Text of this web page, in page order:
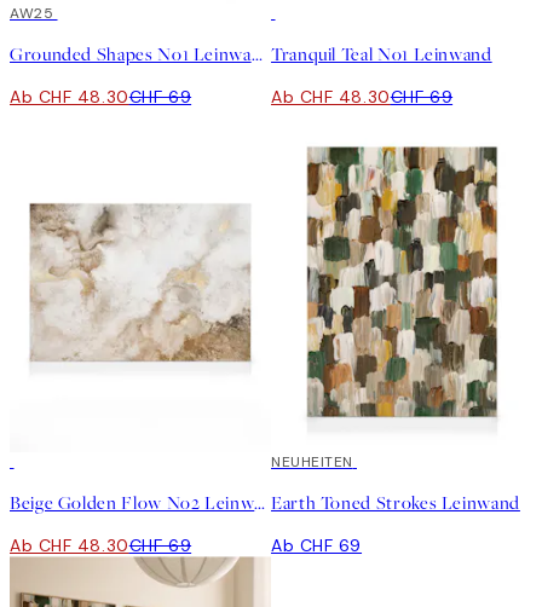
30%*
AW25
Grounded Shapes No1 Leinwand
Ab CHF 48.30CHF 69
Tranquil Teal No1 Leinwand
Ab CHF 48.30CHF 69
Beige Golden Flow No2 Leinwand
Ab CHF 48.30CHF 69
NEUHEITEN
Earth Toned Strokes Leinwand
Ab CHF 69